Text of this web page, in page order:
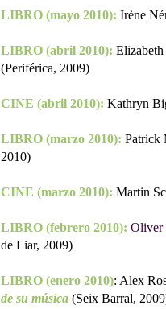
LIBRO (mayo 2010): Irène
LIBRO (abril 2010):
(Periférica, 2009)
CINE (abril 2010): Kathryn
LIBRO (marzo 2010): Patrick
2010)
CINE (marzo 2010): Martin
LIBRO (febrero 2010): Oliver
de Liar, 2009)
LIBRO (enero 2010): Alex
de su música (Seix Barral,